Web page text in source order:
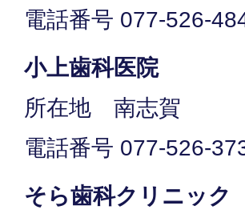
電話番号 077-526-
小上歯科医院
所在地 南志賀
電話番号 077-526-
そら歯科クリニック